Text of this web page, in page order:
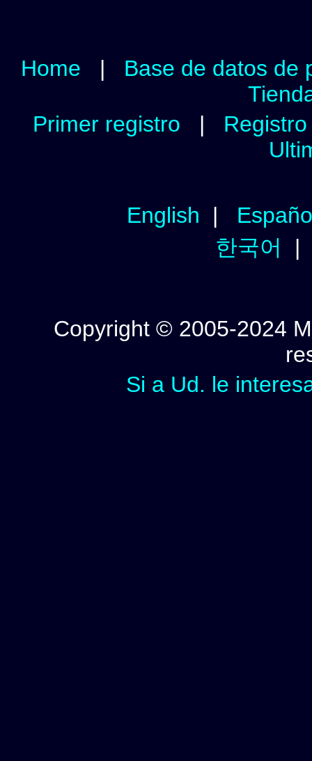
Home | Base de datos de
Primer registro |
English |
한국어
Copyright © 2005-2024
Si a Ud. le